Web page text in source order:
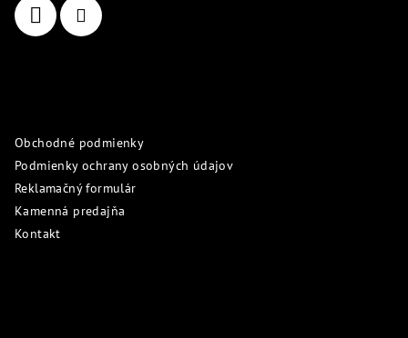
Obchodné podmienky
Podmienky ochrany osobných údajov
Reklamačný formulár
Kamenná predajňa
Kontakt